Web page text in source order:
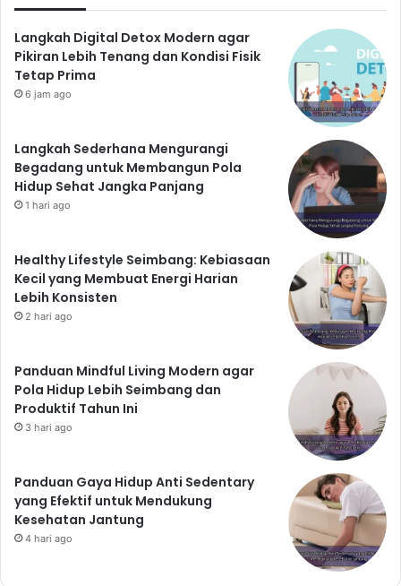
Langkah Digital Detox Modern agar
Pikiran Lebih Tenang dan Kondisi Fisik
Tetap Prima
6 jam ago
Langkah Sederhana Mengurangi
Begadang untuk Membangun Pola
Hidup Sehat Jangka Panjang
1 hari ago
Healthy Lifestyle Seimbang: Kebiasaan
Kecil yang Membuat Energi Harian
Lebih Konsisten
2 hari ago
Panduan Mindful Living Modern agar
Pola Hidup Lebih Seimbang dan
Produktif Tahun Ini
3 hari ago
Panduan Gaya Hidup Anti Sedentary
yang Efektif untuk Mendukung
Kesehatan Jantung
4 hari ago